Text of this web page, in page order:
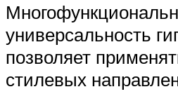
универсальность
позволяет
стилевых